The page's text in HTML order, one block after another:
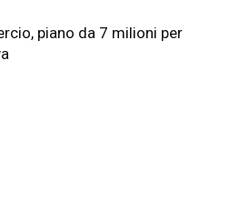
piano da 7 milioni per